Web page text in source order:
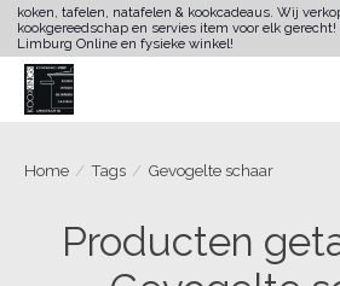
koken, tafelen, natafelen & kookcadeaus. Wij
kookgereedschap en servies item voor elk
Limburg Online en fysieke winkel!
Home / Tags / Gevogelte schaar
Producten